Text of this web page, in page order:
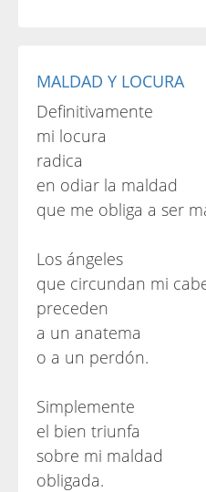
MALDAD Y LOCURA
Definitivamente
mi locura
radica
en odiar la maldad
que me obliga a ser
Los ángeles
que circundan mi
preceden
a un anatema
o a un perdón.
Simplemente
el bien triunfa
sobre mi maldad
obligada.